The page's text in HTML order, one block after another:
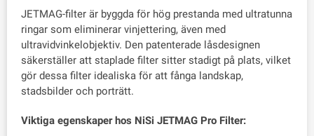
JETMAG-filter är byggda för hög prestanda med ultratunna
ringar som eliminerar vinjettering, även med
ultravidvinkelobjektiv. Den patenterade låsdesignen
säkerställer att staplade filter sitter stadigt på plats, vilket
gör dessa filter idealiska för att fånga landskap,
stadsbilder och porträtt.
Viktiga egenskaper hos NiSi JETMAG Pro Filter: